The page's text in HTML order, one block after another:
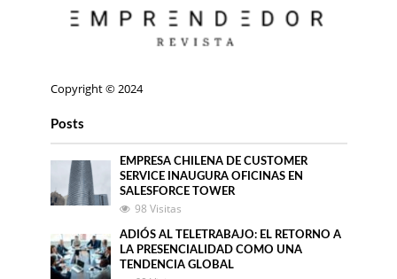
Copyright © 2024
Posts
EMPRESA CHILENA DE CUSTOMER
SERVICE INAUGURA OFICINAS EN
SALESFORCE TOWER
98 Visitas
ADIÓS AL TELETRABAJO: EL RETORNO A
LA PRESENCIALIDAD COMO UNA
TENDENCIA GLOBAL